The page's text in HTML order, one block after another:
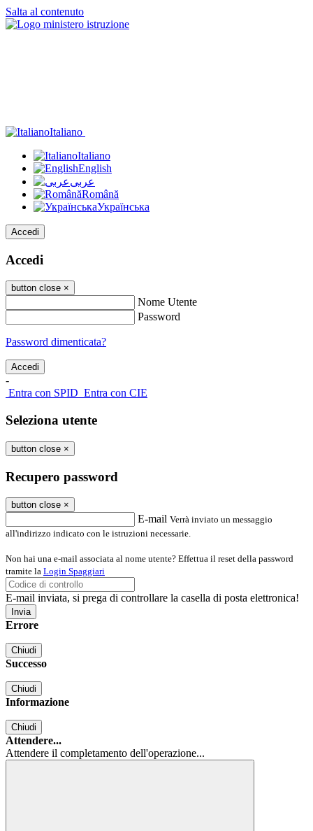
Salta al contenuto
Italiano
Italiano
English
عربى
Română
Українська
Accedi
Accedi
button close ×
Nome Utente
Password
Password dimenticata?
-
Entra con SPID Entra con CIE
Seleziona utente
button close ×
Recupero password
button close ×
E-mail Verrà inviato un messaggio
all'indirizzo indicato con le istruzioni necessarie.
Non hai una e-mail associata al nome utente? Effettua il reset della password
tramite la Login Spaggiari
E-mail inviata, si prega di controllare la casella di posta elettronica!
Errore
Chiudi
Successo
Chiudi
Informazione
Chiudi
Attendere...
Attendere il completamento dell'operazione...